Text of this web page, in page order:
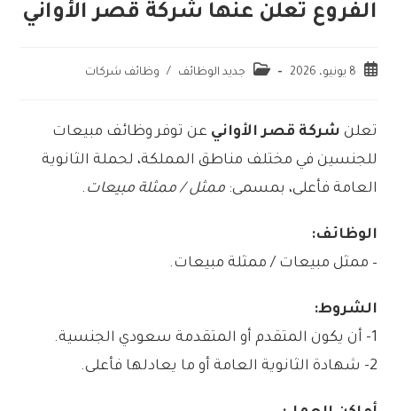
الفروع تعلن عنها شركة قصر الأواني
8 يونيو، 2026 جديد الوظائف / وظائف شركات
تعلن شركة قصر الأواني عن توفر وظائف مبيعات
للجنسين في مختلف مناطق المملكة، لحملة الثانوية
العامة فأعلى، بمسمى:ممثل / ممثلة مبيعات .
الوظائف:
– ممثل مبيعات / ممثلة مبيعات.
الشروط:
1- أن يكون المتقدم أو المتقدمة سعودي الجنسية.
2- شهادة الثانوية العامة أو ما يعادلها فأعلى.